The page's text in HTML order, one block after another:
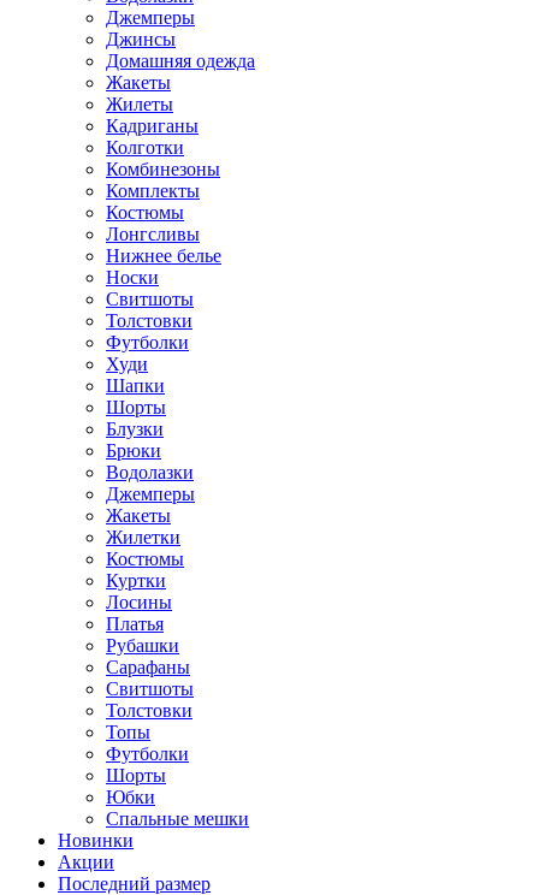
Джемперы
Джинсы
Домашняя одежда
Жакеты
Жилеты
Кадриганы
Колготки
Комбинезоны
Комплекты
Костюмы
Лонгсливы
Нижнее белье
Носки
Свитшоты
Толстовки
Футболки
Худи
Шапки
Шорты
Блузки
Брюки
Водолазки
Джемперы
Жакеты
Жилетки
Костюмы
Куртки
Лосины
Платья
Рубашки
Сарафаны
Свитшоты
Толстовки
Топы
Футболки
Шорты
Юбки
Спальные мешки
Новинки
Акции
Последний размер